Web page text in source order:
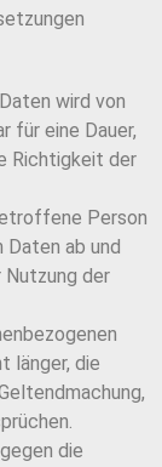
wird von
für eine Dauer,
Richtigkeit der
Person
Daten ab und
der
länger, die
die